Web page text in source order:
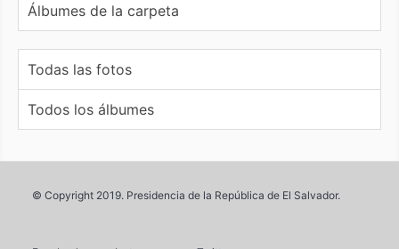
Álbumes de la carpeta
Todas las fotos
Todos los álbumes
© Copyright 2019. Presidencia de la República de El Salvador.